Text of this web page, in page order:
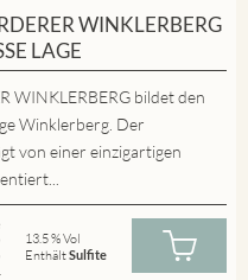
WINKLERBERG
LAGE
WINKLERBERG bildet den
Winklerberg. Der
von einer einzigartigen
13.5 % Vol
EnthältSulfite